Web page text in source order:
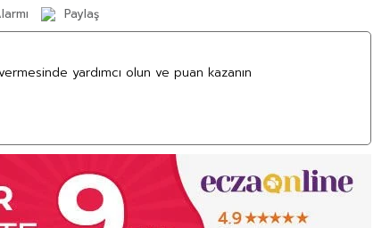
Paylaş
yardımcı olun ve puan kazanın